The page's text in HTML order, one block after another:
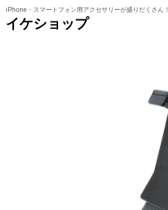
iPhone・スマートフォン用アクセサリーが盛りだくさん！
イケショップ